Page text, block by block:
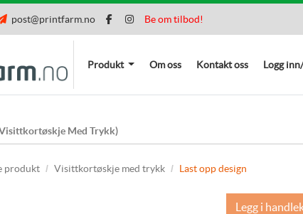
post@printfarm.no Be om tilbod!
Produkt Om oss Kontakt oss Logg
Med Trykk)
produkt Visittkortøskje med trykk Last opp design
Legg i